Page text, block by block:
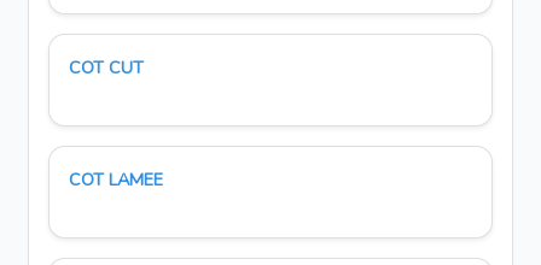
COT CUT
COT LAMEE